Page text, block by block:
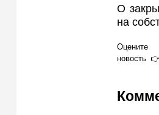
О
на
Оцените
новость